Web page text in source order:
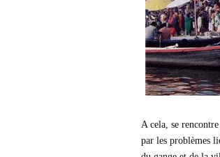
A cela, se
par les problèmes